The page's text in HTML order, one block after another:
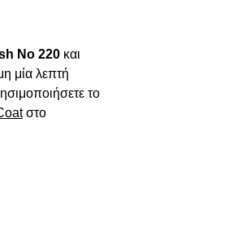
No 220 και
μία λεπτή
στο